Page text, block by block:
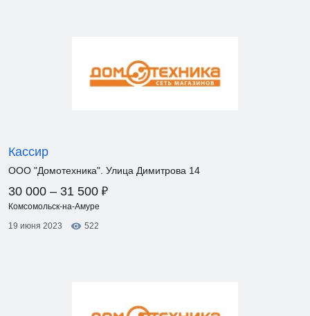
Кассир
ООО "Домотехника". Улица Димитрова 14
30 000 – 31 500 ₽
Комсомольск-на-Амуре
19 июня 2023
522